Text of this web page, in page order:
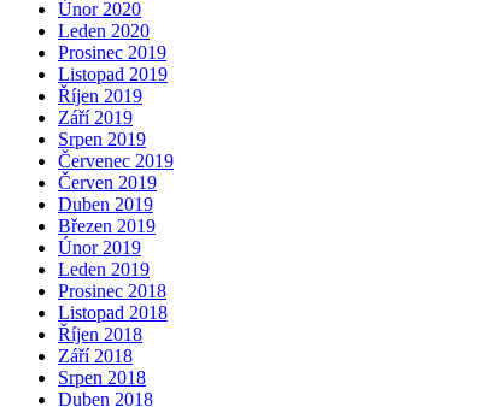
Únor 2020
Leden 2020
Prosinec 2019
Listopad 2019
Říjen 2019
Září 2019
Srpen 2019
Červenec 2019
Červen 2019
Duben 2019
Březen 2019
Únor 2019
Leden 2019
Prosinec 2018
Listopad 2018
Říjen 2018
Září 2018
Srpen 2018
Duben 2018